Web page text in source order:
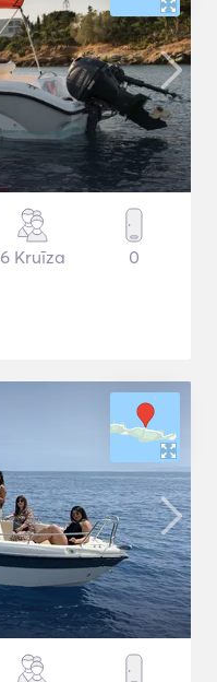
6 Kruīza 0